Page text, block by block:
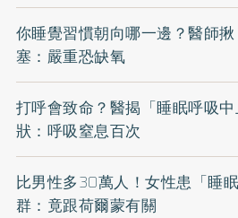
你睡覺習慣朝向哪一邊？醫師
塞：嚴重恐缺氧
打呼會致命？醫揭「睡眠呼吸
狀：呼吸窒息百次
比男性多30萬人！女性患「睡
群：竟跟荷爾蒙有關